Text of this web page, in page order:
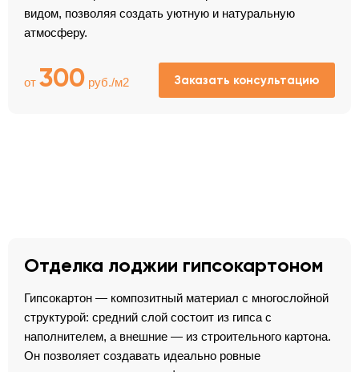
видом, позволяя создать уютную и натуральную
атмосферу.
от 300 руб./м2 Заказать консультацию
Отделка лоджии гипсокартоном
Гипсокартон — композитный материал с многослойной
структурой: средний слой состоит из гипса с
наполнителем, а внешние — из строительного картона.
Он позволяет создавать идеально ровные